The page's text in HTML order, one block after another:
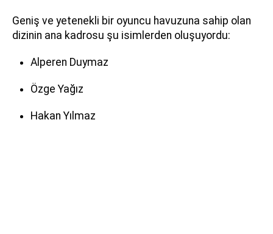
Geniş ve yetenekli bir oyuncu havuzuna sahip olan
dizinin ana kadrosu şu isimlerden oluşuyordu:
Alperen Duymaz
Özge Yağız
Hakan Yılmaz